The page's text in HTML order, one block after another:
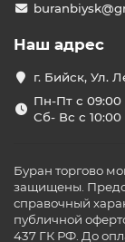
Наш адрес
г. Бийск, Ул.
Пн-Пт с 09:00
Сб- Вс с 10:00
Буран торгово
защищены.
справочный
публичной
437 ГК РФ. До